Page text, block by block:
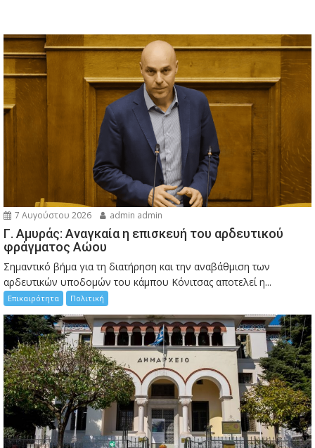
7 Αυγούστου 2026 admin admin
Γ. Αμυράς: Αναγκαία η επισκευή του αρδευτικού
φράγματος Αώου
Σημαντικό βήμα για τη διατήρηση και την αναβάθμιση των
αρδευτικών υποδομών του κάμπου Κόνιτσας αποτελεί η...
Επικαιρότητα Πολιτική